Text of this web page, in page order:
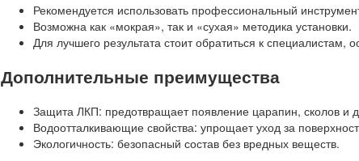
Рекомендуется использовать профессиональный
Возможна как «мокрая», так и «сухая» методика установки.
Для лучшего результата стоит обратиться к
Дополнительные преимущества
Защита ЛКП: предотвращает появление царапин, сколов и
Водоотталкивающие свойства: упрощает уход за
Экологичность: безопасный состав без вредных веществ.